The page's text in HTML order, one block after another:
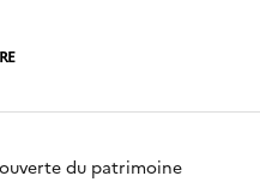
du patrimoine